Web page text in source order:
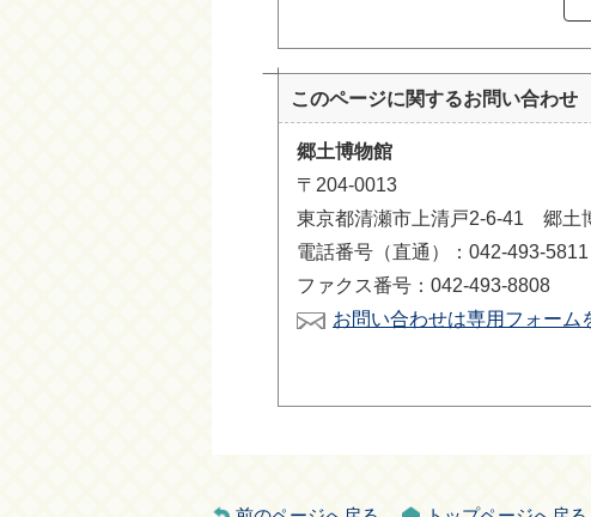
このページに関するお問い合わせ
郷土博物館
〒204-0013
東京都清瀬市上清戸2-6-41 郷土
電話番号（直通）：042-493-5811
ファクス番号：042-493-8808
お問い合わせは専用フォーム